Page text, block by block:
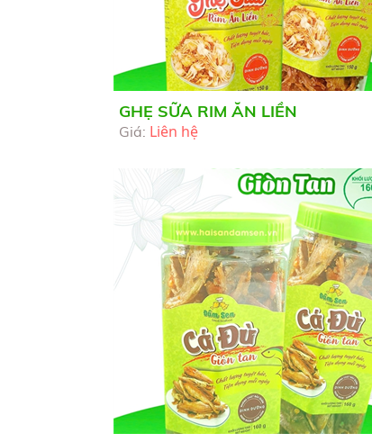
GHẸ SỮA RIM ĂN LIỀN
Giá: Liên hệ